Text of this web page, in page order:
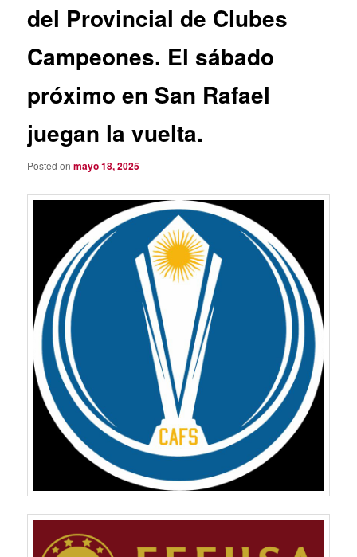
del Provincial de Clubes
Campeones. El sábado
próximo en San Rafael
juegan la vuelta.
Posted onmayo 18, 2025